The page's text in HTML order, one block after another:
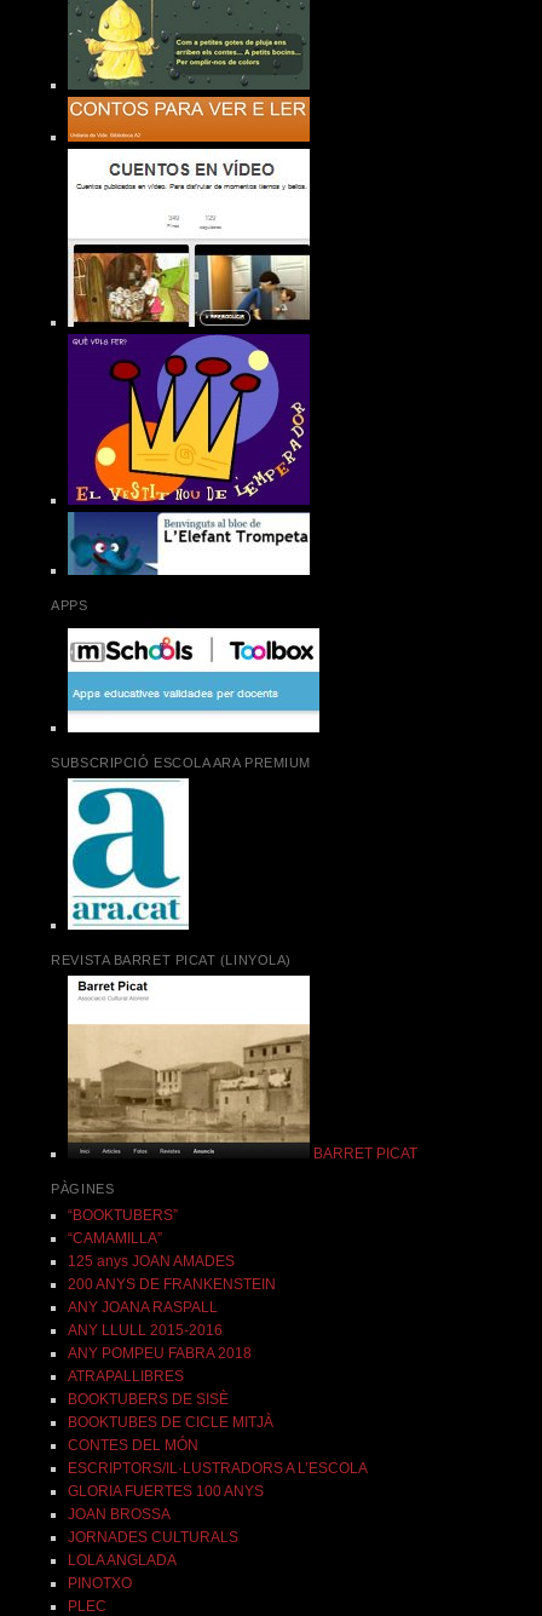
APPS
SUBSCRIPCIÓ ESCOLA ARA PREMIUM
REVISTA BARRET PICAT (LINYOLA)
BARRET PICAT
PÀGINES
“BOOKTUBERS”
“CAMAMILLA”
125 anys JOAN AMADES
200 ANYS DE FRANKENSTEIN
ANY JOANA RASPALL
ANY LLULL 2015-2016
ANY POMPEU FABRA 2018
ATRAPALLIBRES
BOOKTUBERS DE SISÈ
BOOKTUBES DE CICLE MITJÀ
CONTES DEL MÓN
ESCRIPTORS/IL·LUSTRADORS A L’ESCOLA
GLORIA FUERTES 100 ANYS
JOAN BROSSA
JORNADES CULTURALS
LOLA ANGLADA
PINOTXO
PLEC